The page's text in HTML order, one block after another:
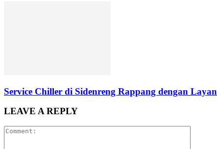
Service Chiller di Sidenreng Rappang dengan
LEAVE A REPLY